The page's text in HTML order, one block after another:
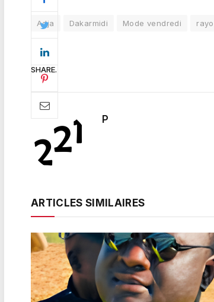
Adja Dakarmidi Mode vendredi
SHARE.
P
ARTICLES SIMILAIRES